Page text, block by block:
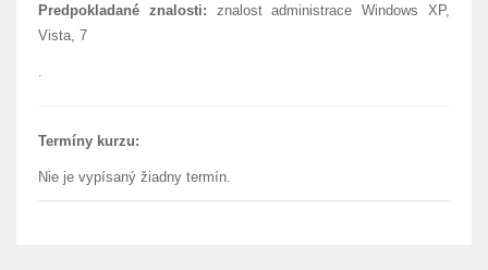
Predpokladané znalosti: znalost administrace Windows XP,
Vista, 7
.
Termíny kurzu:
Nie je vypísaný žiadny termín.